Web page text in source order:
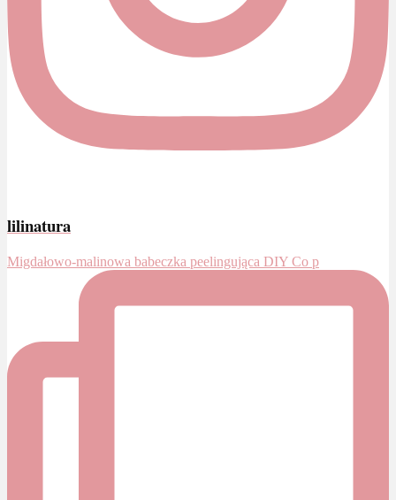
lilinatura
Migdałowo-malinowa babeczka peelingująca DIY Co p